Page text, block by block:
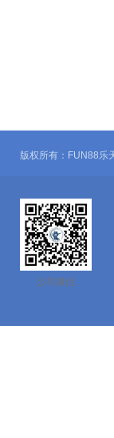
版权所有：FUN88
公司微信